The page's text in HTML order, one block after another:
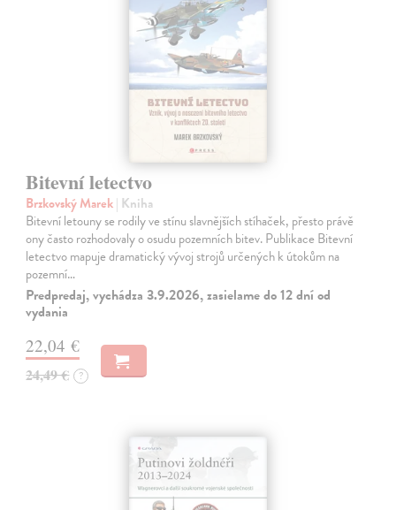
Bitevní letectvo
Brzkovský Marek| Kniha
Bitevní letouny se rodily ve stínu slavnějších stíhaček, přesto právě
ony často rozhodovaly o osudu pozemních bitev. Publikace Bitevní
letectvo mapuje dramatický vývoj strojů určených k útokům na
pozemní…
Predpredaj, vychádza 3.9.2026, zasielame do 12 dní od
vydania
22,04 €
24,49 € ?